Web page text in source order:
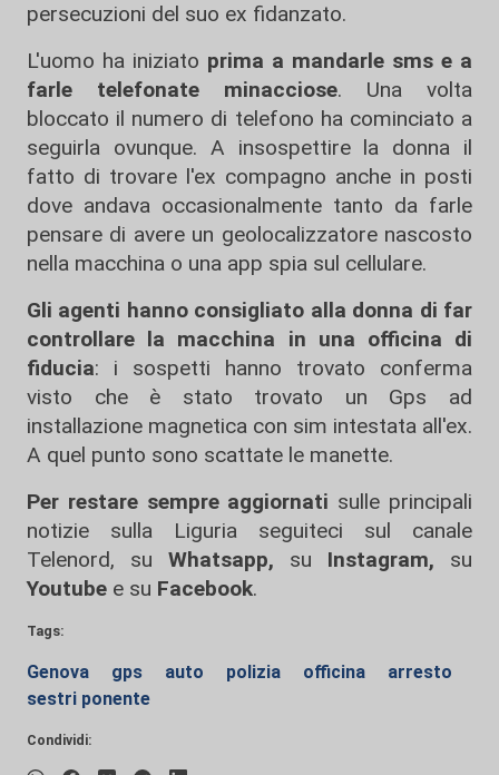
persecuzioni del suo ex fidanzato.
L'uomo ha iniziato prima a mandarle sms e a
farle telefonate minacciose. Una volta
bloccato il numero di telefono ha cominciato a
seguirla ovunque. A insospettire la donna il
fatto di trovare l'ex compagno anche in posti
dove andava occasionalmente tanto da farle
pensare di avere un geolocalizzatore nascosto
nella macchina o una app spia sul cellulare.
Gli agenti hanno consigliato alla donna di far
controllare la macchina in una officina di
fiducia: i sospetti hanno trovato conferma
visto che è stato trovato un Gps ad
installazione magnetica con sim intestata all'ex.
A quel punto sono scattate le manette.
Per restare sempre aggiornati sulle principali
notizie sulla Liguria seguiteci sul canale
Telenord, su
Whatsapp, su Instagram, su
Youtube e su Facebook.
Tags:
Genova gps auto polizia officina
arresto
sestri ponente
Condividi: